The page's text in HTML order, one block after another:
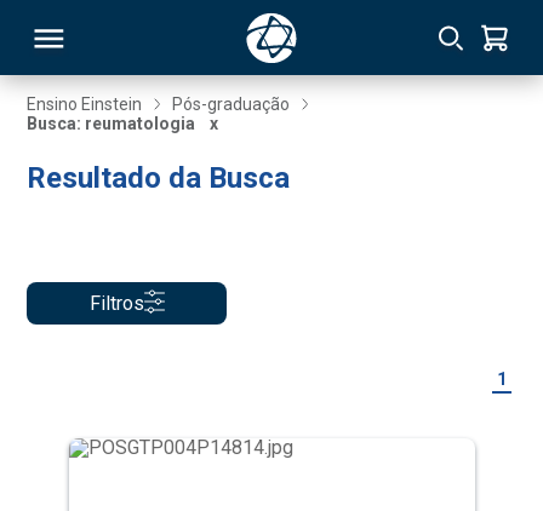
Ensino Einstein
Pós-graduação
Busca: reumatologia
x
Resultado da Busca
Filtros
1